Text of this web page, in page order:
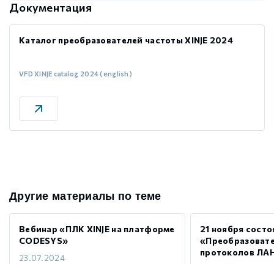
Документация
Каталог преобразователей частоты XINJE 2024
VFD XINJE catalog 2024 (english)
Другие материалы по теме
Вебинар «ПЛК XINJE на платформе
CODESYS»
23.07.2024
21 ноября
протоколов